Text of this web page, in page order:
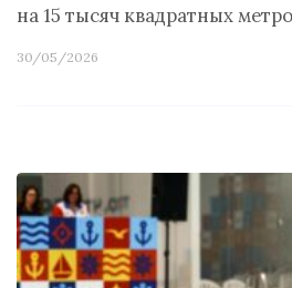
на 15 тысяч квадратных
30/05/2026